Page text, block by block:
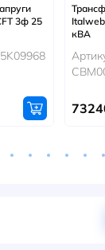
3ф 25
кВА